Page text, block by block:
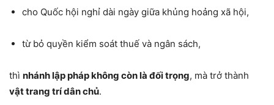
cho Quốc hội nghỉ dài ngày giữa khủng hoảng xã hội,
từ bỏ quyền kiểm soát thuế và ngân sách,
thì nhánh lập pháp không còn là đối trọng, mà trở thành
vật trang trí dân chủ.